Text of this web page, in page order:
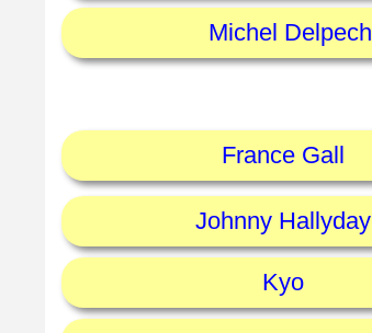
Michel Delpech
France Gall
Johnny Hallyday
Kyo